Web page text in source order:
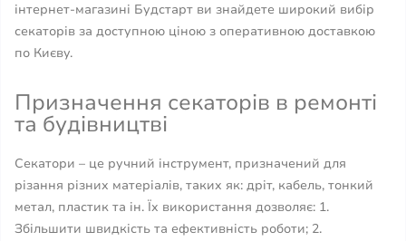
інтернет-магазині Будстарт ви знайдете широкий вибір
секаторів за доступною ціною з оперативною доставкою
по Києву.
Призначення секаторів в ремонті
та будівництві
Секатори – це ручний інструмент, призначений для
різання різних матеріалів, таких як: дріт, кабель, тонкий
метал, пластик та ін. Їх використання дозволяє: 1.
Збільшити швидкість та ефективність роботи; 2.